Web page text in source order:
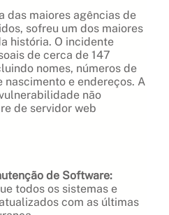
das maiores agências de
sofreu um dos maiores
história. O incidente
de cerca de 147
nomes, números de
nascimento e endereços. A
não
de servidor web
de Software:
todos os sistemas e
com as últimas